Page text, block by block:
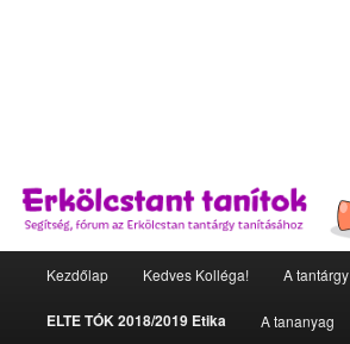
Tovább az elsődleges tartalomra
Tovább a másodlagos tartalomra
Kezdőlap Kedves Kolléga! A tantárgy
ELTE TÓK 2018/2019 Etika A tananyag